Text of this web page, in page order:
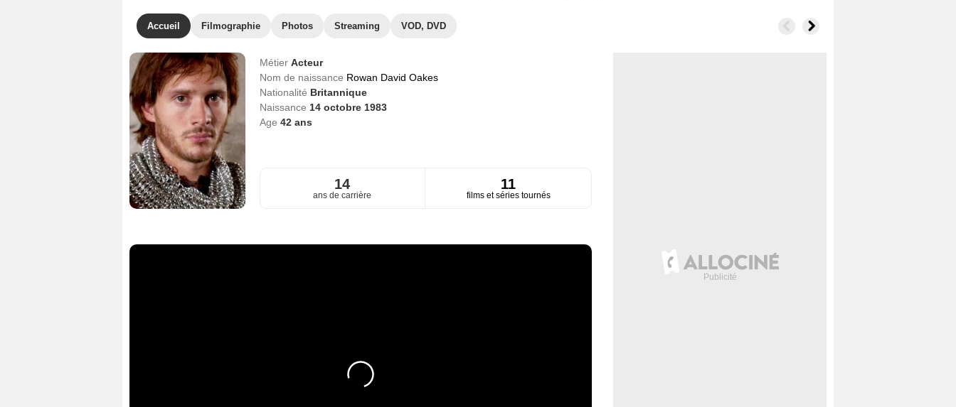
Accueil Filmographie Photos Streaming VOD, DVD
Métier Acteur
Nom de naissance Rowan David Oakes
Nationalité Britannique
Naissance 14 octobre 1983
Age 42ans
14
ans de carrière
11
films et séries tournés